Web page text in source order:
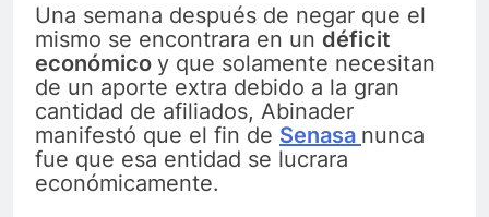
Una semana después de negar que el
mismo se encontrara en un déficit
económico y que solamente necesitan
de un aporte extra debido a la gran
cantidad de afiliados, Abinader
manifestó que el fin de Senasa nunca
fue que esa entidad se lucrara
económicamente.